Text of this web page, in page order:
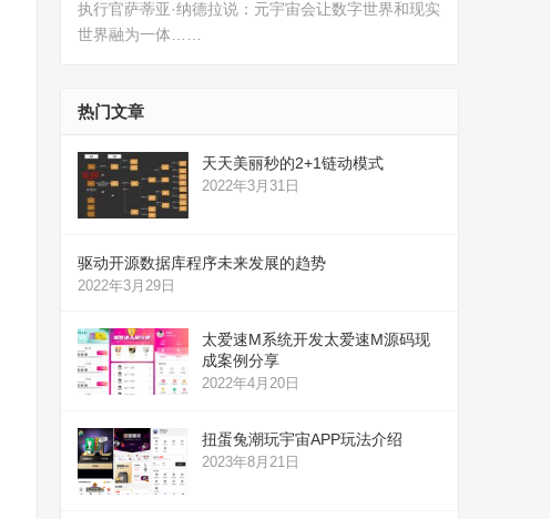
执行官萨蒂亚·纳德拉说：元宇宙会让数字世界和现实
世界融为一体……
热门文章
天天美丽秒的2+1链动模式
2022年3月31日
驱动开源数据库程序未来发展的趋势
2022年3月29日
太爱速M系统开发太爱速M源码现
成案例分享
2022年4月20日
扭蛋兔潮玩宇宙APP玩法介绍
2023年8月21日